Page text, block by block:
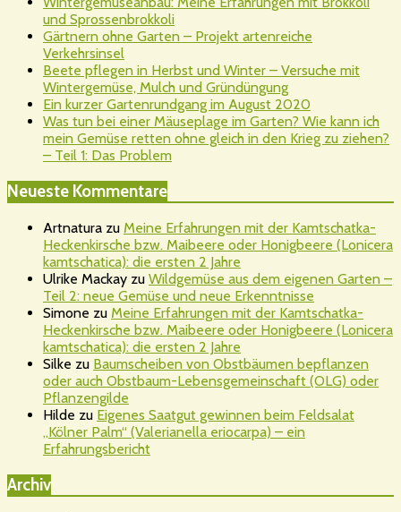
und Sprossenbrokkoli
Gärtnern ohne Garten – Projekt artenreiche
Verkehrsinsel
Beete pflegen in Herbst und Winter – Versuche mit
Wintergemüse, Mulch und Gründüngung
Ein kurzer Gartenrundgang im August 2020
Was tun bei einer Mäuseplage im Garten? Wie kann ich
mein Gemüse retten ohne gleich in den Krieg zu ziehen?
– Teil 1: Das Problem
Neueste Kommentare
Artnatura zu Meine Erfahrungen mit der Kamtschatka-
Heckenkirsche bzw. Maibeere oder Honigbeere (Lonicera
kamtschatica): die ersten 2 Jahre
Ulrike Mackay zu Wildgemüse aus dem eigenen Garten –
Teil 2: neue Gemüse und neue Erkenntnisse
Simone zu Meine Erfahrungen mit der Kamtschatka-
Heckenkirsche bzw. Maibeere oder Honigbeere (Lonicera
kamtschatica): die ersten 2 Jahre
Silke zu Baumscheiben von Obstbäumen bepflanzen
oder auch Obstbaum-Lebensgemeinschaft (OLG) oder
Pflanzengilde
Hilde zu Eigenes Saatgut gewinnen beim Feldsalat
„Kölner Palm“ (Valerianella eriocarpa) – ein
Erfahrungsbericht
Archiv